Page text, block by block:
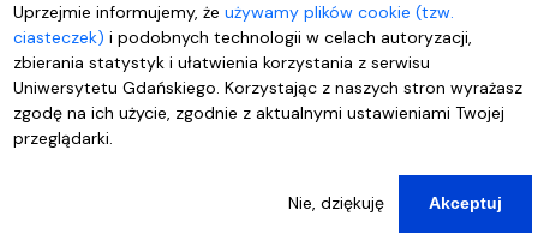
Uprzejmie informujemy, żeużywamy plików cookie (tzw.
ciasteczek) i podobnych technologii w celach autoryzacji,
zbierania statystyk i ułatwienia korzystania z serwisu
Uniwersytetu Gdańskiego. Korzystając z naszych stron wyrażasz
zgodę na ich użycie, zgodnie z aktualnymi ustawieniami Twojej
przeglądarki.
Nie, dziękuję Akceptuj